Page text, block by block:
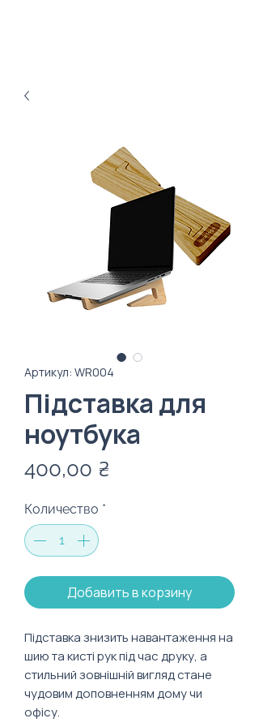
Артикул: WR004
Підставка для
ноутбука
400,00 ₴
Количество *
Добавить в корзину
Підставка знизить навантаження на
шию та кисті рук під час друку, а
стильний зовнішній вигляд стане
чудовим доповненням дому чи
офісу.